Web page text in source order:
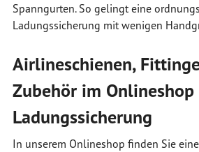
Spanngurten. So gelingt eine
Ladungssicherung mit wenigen
Airlineschienen,
Zubehör im
Ladungssicherung
In unserem Onlineshop finden Sie